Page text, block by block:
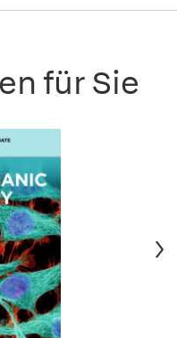
für Sie